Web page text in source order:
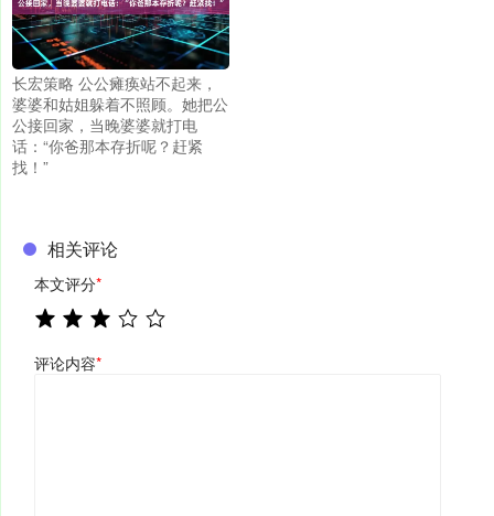
长宏策略 公公瘫痪站不起来，
婆婆和姑姐躲着不照顾。她把公
公接回家，当晚婆婆就打电
话：“你爸那本存折呢？赶紧
找！”
相关评论
本文评分*
评论内容*